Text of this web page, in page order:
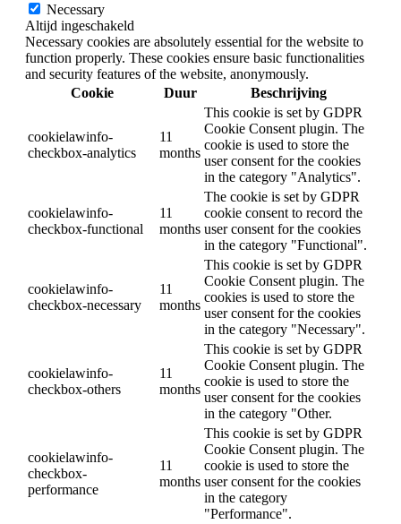
Necessary
Altijd ingeschakeld
Necessary cookies are absolutely essential for the website to
function properly. These cookies ensure basic functionalities
and security features of the website, anonymously.
Cookie
Duur Beschrijving
cookielawinfo-
checkbox-analytics
11
months
This cookie is set by GDPR
Cookie Consent plugin. The
cookie is used to store the
user consent for the cookies
in the category "Analytics".
cookielawinfo-
checkbox-functional
11
months
The cookie is set by GDPR
cookie consent to record the
user consent for the cookies
in the category "Functional".
cookielawinfo-
checkbox-necessary
11
months
This cookie is set by GDPR
Cookie Consent plugin. The
cookies is used to store the
user consent for the cookies
in the category "Necessary".
cookielawinfo-
checkbox-others
11
months
This cookie is set by GDPR
Cookie Consent plugin. The
cookie is used to store the
user consent for the cookies
in the category "Other.
cookielawinfo-
checkbox-
performance
11
months
This cookie is set by GDPR
Cookie Consent plugin. The
cookie is used to store the
user consent for the cookies
in the category
"Performance".